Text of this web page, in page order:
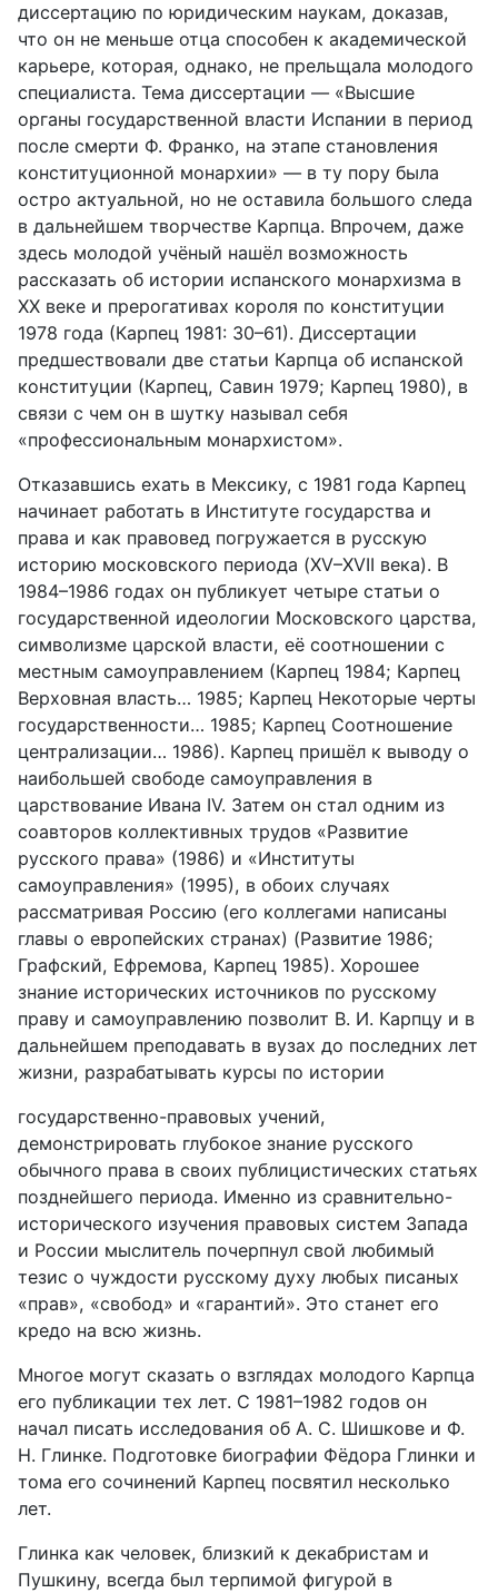
диссертацию по юридическим наукам, доказав,
что он не меньше отца способен к академической
карьере, которая, однако, не прельщала молодого
специалиста. Тема диссертации — «Высшие
органы государственной власти Испании в период
после смерти Ф. Франко, на этапе становления
консти­туционной монархии» — в ту пору была
остро актуальной, но не оставила большого следа
в дальнейшем творчестве Карпца. Впрочем, даже
здесь мо­лодой учёный нашёл возможность
рассказать об истории испанского монар­хизма в
XX веке и прерогативах короля по конституции
1978 года (Карпец 1981: 30–61). Диссертации
предшествовали две статьи Карпца об испанской
конституции (Карпец, Савин 1979; Карпец 1980), в
связи с чем он в шутку называл себя
«профессиональным монархистом».
Отказавшись ехать в Мексику, с 1981 года Карпец
начинает работать в Институте государства и
права и как правовед погружается в русскую
историю московского периода (XV–XVII века). В
1984–1986 годах он пу­бликует четыре статьи о
государственной идеологии Московского царст­ва,
символизме царской власти, её соотношении с
местным самоуправле­нием (Карпец 1984; Карпец
Верховная власть… 1985; Карпец Некоторые черты
государственности… 1985; Карпец Соотношение
централизации… 1986). Карпец пришёл к выводу о
наибольшей свободе самоуправления в
царствование Ивана IV. Затем он стал одним из
соавторов коллективных трудов «Развитие
русского права» (1986) и «Институты
самоуправления» (1995), в обоих случаях
рассматривая Россию (его коллегами написаны
главы о европейских странах) (Развитие 1986;
Графский, Ефремова, Карпец 1985). Хорошее
знание исторических источников по русскому
праву и самоуправлению позволит В. И. Карпцу и в
дальнейшем препо­давать в вузах до последних лет
жизни, разрабатывать курсы по истории
государственно-правовых учений,
демонстрировать глубокое знание русского
обычного права в своих публицистических статьях
позднейше­го периода. Именно из сравнительно-
исторического изучения правовых систем Запада
и России мыслитель почерпнул свой любимый
тезис о чуж­дости русскому духу любых писаных
«прав», «свобод» и «гарантий». Это станет его
кредо на всю жизнь.
Многое могут сказать о взглядах молодого Карпца
его публикации тех лет. С 1981–1982 годов он
начал писать исследования об А. С. Шишкове и Ф.
Н. Глинке. Подготовке биографии Фёдора Глинки и
тома его сочине­ний Карпец посвятил несколько
лет.
Глинка как человек, близкий к декабристам и
Пушкину, всегда был терпимой фигурой в